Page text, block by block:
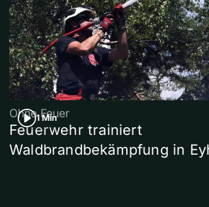
1 Min
Ohne Feuer
Feuerwehr trainiert
Waldbrandbekämpfung in